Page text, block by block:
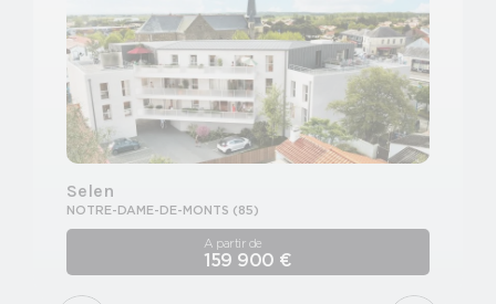
Selen
NOTRE-DAME-DE-MONTS (85)
A partir de
159 900 €